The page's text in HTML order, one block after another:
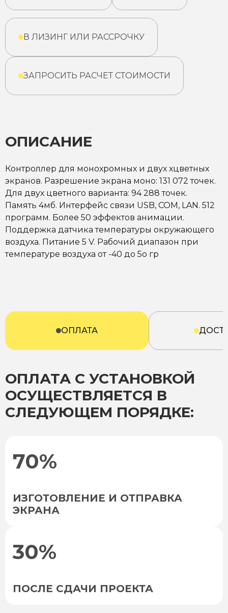
В ЛИЗИНГ ИЛИ РАССРОЧКУ
ЗАПРОСИТЬ РАСЧЕТ СТОИМОСТИ
ОПИСАНИЕ
Контроллер для монохромных и двух хцветных
экранов. Разрешение экрана моно: 131 072 точек.
Для двух цветного варианта: 94 288 точек.
Память 4мб. Интерфейс связи USB, СОМ, LAN. 512
программ. Более 50 эффектов анимации.
Поддержка датчика температуры окружающего
воздуха. Питание 5 V. Рабочий диапазон при
температуре воздуха от -40 до 5о гр
ОПЛАТА
ОПЛАТА С УСТАНОВКОЙ
ОСУЩЕСТВЛЯЕТСЯ В
СЛЕДУЮЩЕМ ПОРЯДКЕ:
70%
ИЗГОТОВЛЕНИЕ И ОТПРАВКА
ЭКРАНА
30%
ПОСЛЕ СДАЧИ ПРОЕКТА